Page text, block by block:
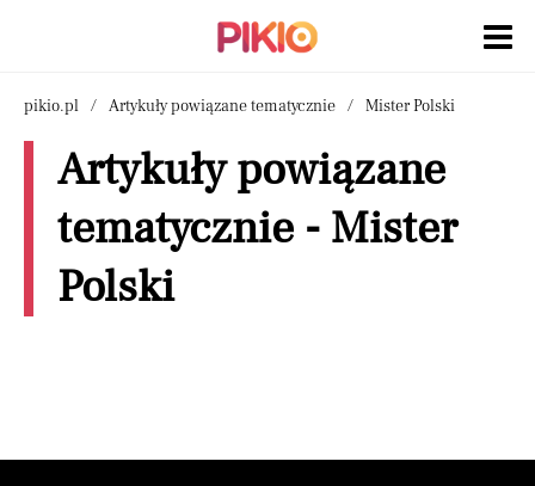
pikio.pl Artykuły powiązane tematycznie Mister Polski
Artykuły powiązane
tematycznie - Mister
Polski